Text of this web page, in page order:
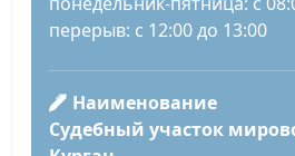
перерыв: с 12:00 до 13:00
Наименование
Судебный участок